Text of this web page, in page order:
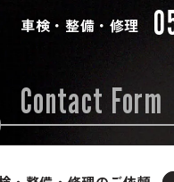
車検・整備・修理
Contact Form